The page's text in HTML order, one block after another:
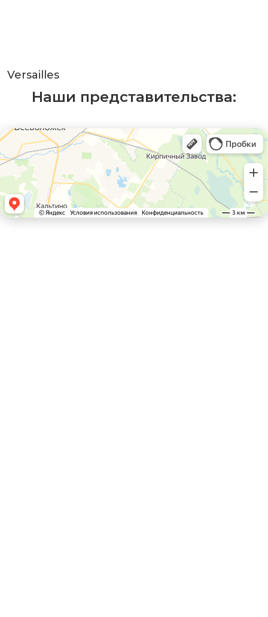
Versailles
Наши представительства: